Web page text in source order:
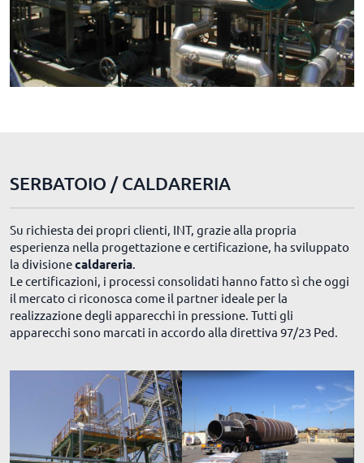
SERBATOIO / CALDARERIA
Su richiesta dei propri clienti, INT, grazie alla propria
esperienza nella progettazione e certificazione, ha sviluppato
la divisionecaldareria.
Le certificazioni, i processi consolidati hanno fatto sì che oggi
il mercato ci riconosca come il partner ideale per la
realizzazione degli apparecchi in pressione. Tutti gli
apparecchi sono marcati in accordo alla direttiva 97/23 Ped.